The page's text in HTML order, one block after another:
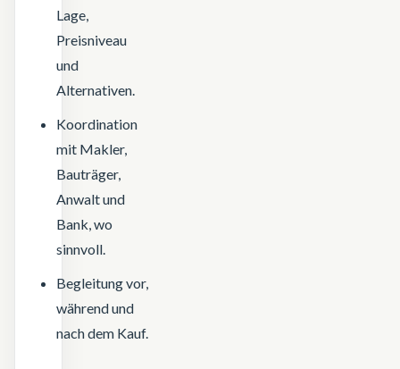
Lage,
Preisniveau
und
Alternativen.
Koordination
mit Makler,
Bauträger,
Anwalt und
Bank, wo
sinnvoll.
Begleitung vor,
während und
nach dem Kauf.